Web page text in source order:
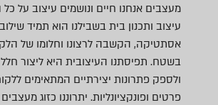
מעצבים אנחנו חיים ונושמים עיצוב על
עיצוב ותכנון בית בשבילנו הוא תמיד
אסתטיקה, הקשבה לרצונו וחלומו של
בשטח. תפיסתנו העיצובית היא ליצור
ולספק פתרונות יצירתיים המתאימים
פרטים ופונקציונליות. יתרוננו כזוג